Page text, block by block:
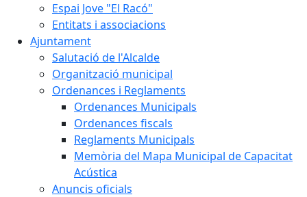
Espai Jove "El Racó"
Entitats i associacions
Ajuntament
Salutació de l'Alcalde
Organització municipal
Ordenances i Reglaments
Ordenances Municipals
Ordenances fiscals
Reglaments Municipals
Memòria del Mapa Municipal de Capacitat
Acústica
Anuncis oficials